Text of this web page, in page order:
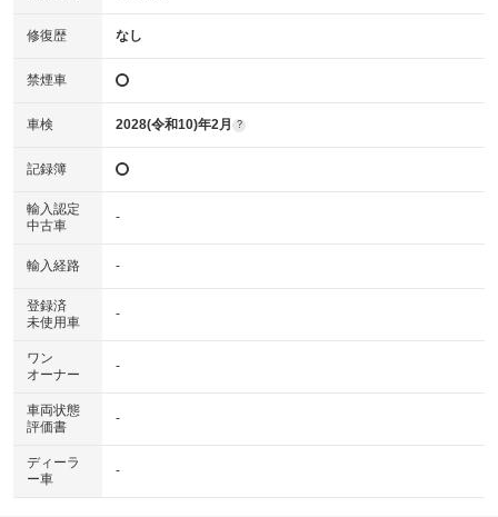
修復歴 なし
禁煙車
車検 2028(令和10)年2月 ?
記録簿
輸入認定
中古車
-
輸入経路 -
登録済
未使用車
-
ワン
オーナー
-
車両状態
評価書
-
ディーラ
ー車
-